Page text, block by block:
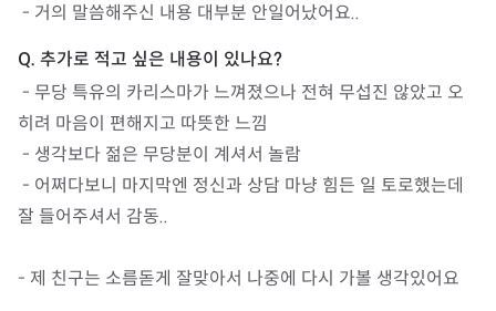
- 거의 말씀해주신 내용 대부분 안일어났어요..
히려 마음이 편해지고 따뜻한 느낌
잘 들어주셔서 감동..
- 제 친구는 소름돋게 잘맞아서 나중에 다시 가볼 생각있어요